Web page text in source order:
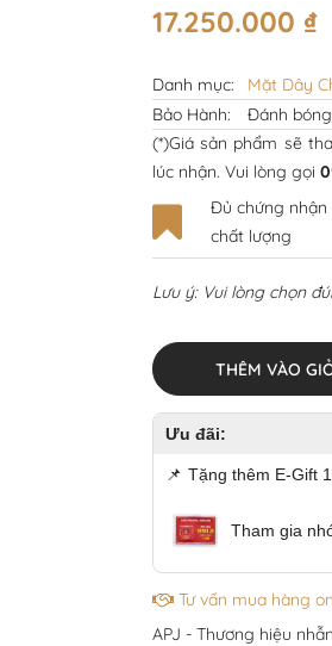
17.250.000 ₫
Danh mục:
Mặt Dây
Bảo Hành:
Đánh
(*)Giá sản phẩm sẽ
lúc nhận. Vui lòng gọi
Đủ chứng nhận
chất lượng
Lưu ý: Vui lòng chọn
THÊM VÀO
Ưu đãi:
📌 Tặng thêm E-Gift
Tham gia
Tư vấn mua hàng
APJ - Thương hiệu